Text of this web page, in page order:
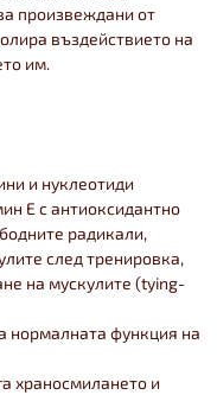
произвеждани от
въздействието на
им.
и нуклеотиди
Е с антиоксидантно
радикали,
след тренировка,
на мускулите (tying-
нормалната функция на
храносмилането и